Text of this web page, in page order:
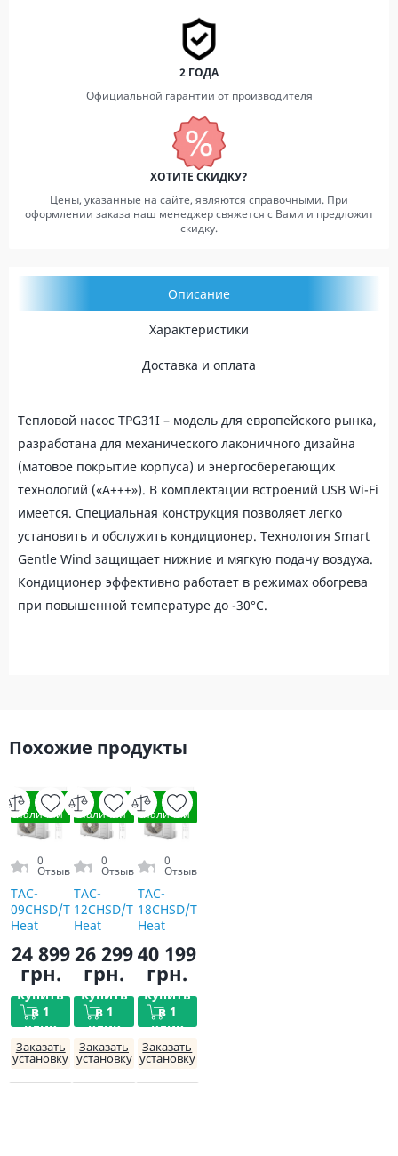
2 ГОДА
Официальной гарантии от производителя
ХОТИТЕ СКИДКУ?
Цены, указанные на сайте, являются справочными. При
оформлении заказа наш менеджер свяжется с Вами и предложит
скидку.
Описание
Характеристики
Доставка и оплата
Тепловой насос TPG31I – модель для европейского рынка,
разработана для механического лаконичного дизайна
(матовое покрытие корпуса) и энергосберегающих
технологий («А+++»). В комплектации встроений USB Wi-Fi
имеется. Специальная конструкция позволяет легко
установить и обслужить кондиционер. Технология Smart
Gentle Wind защищает нижние и мягкую подачу воздуха.
Кондиционер эффективно работает в режимах обогрева
при повышенной температуре до -30°C.
Похожие продукты
В
наличии
0
Отзыв
TAC-
09CHSD/TPG31I3AHB
Heat
Inverter
R32 WI-FI
24 899
грн.
Купить
в 1
клик
Заказать
установку
В
наличии
0
Отзыв
TAC-
12CHSD/TPG31I3AHB
Heat
Inverter
R32 WI-FI
26 299
грн.
Купить
в 1
клик
Заказать
установку
В
наличии
0
Отзыв
TAC-
18CHSD/TPG31I3AHB
Heat
Inverter
R32 WI-FI
40 199
грн.
Купить
в 1
клик
Заказать
установку